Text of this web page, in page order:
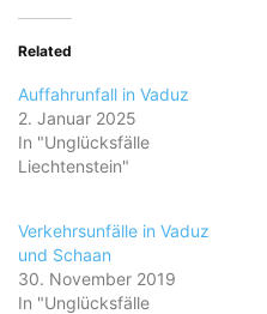
Related
Auffahrunfall in Vaduz
2. Januar 2025
In "Unglücksfälle
Liechtenstein"
Verkehrsunfälle in Vaduz
und Schaan
30. November 2019
In "Unglücksfälle